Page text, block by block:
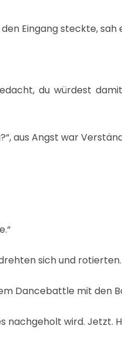
Eingang steckte,
du würdest
aus Angst war
sich und rotierten.
Dancebattle mit den
nachgeholt wird. Jetzt.